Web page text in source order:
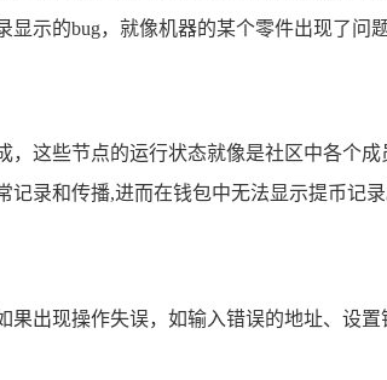
示的bug，就像机器的某个零件出现了问
，这些节点的运行状态就像是社区中各个
录和传播,进而在钱包中无法显示提币记录
果出现操作失误，如输入错误的地址、设